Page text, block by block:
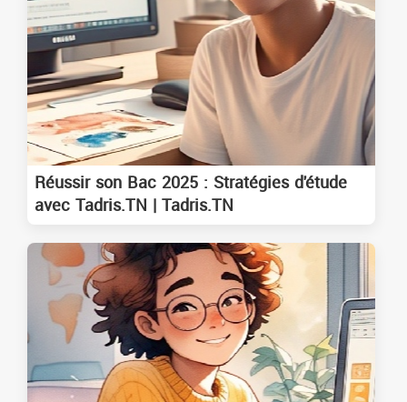
Réussir son Bac 2025 : Stratégies d'étude
avec Tadris.TN | Tadris.TN